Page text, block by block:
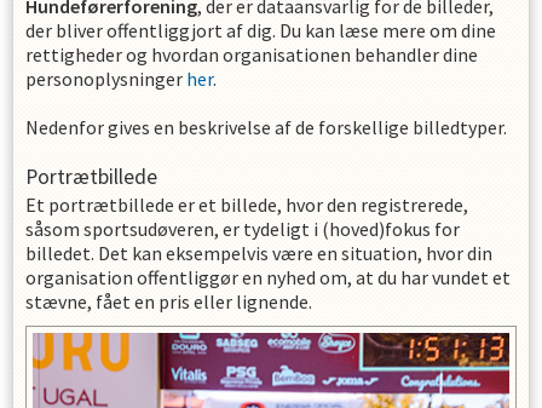
Hundeførerforening, der er dataansvarlig for de billeder,
der bliver offentliggjort af dig. Du kan læse mere om dine
rettigheder og hvordan organisationen behandler dine
personoplysninger her.
Nedenfor gives en beskrivelse af de forskellige billedtyper.
Portrætbillede
Et portrætbillede er et billede, hvor den registrerede,
såsom sportsudøveren, er tydeligt i (hoved)fokus for
billedet. Det kan eksempelvis være en situation, hvor din
organisation offentliggør en nyhed om, at du har vundet et
stævne, fået en pris eller lignende.